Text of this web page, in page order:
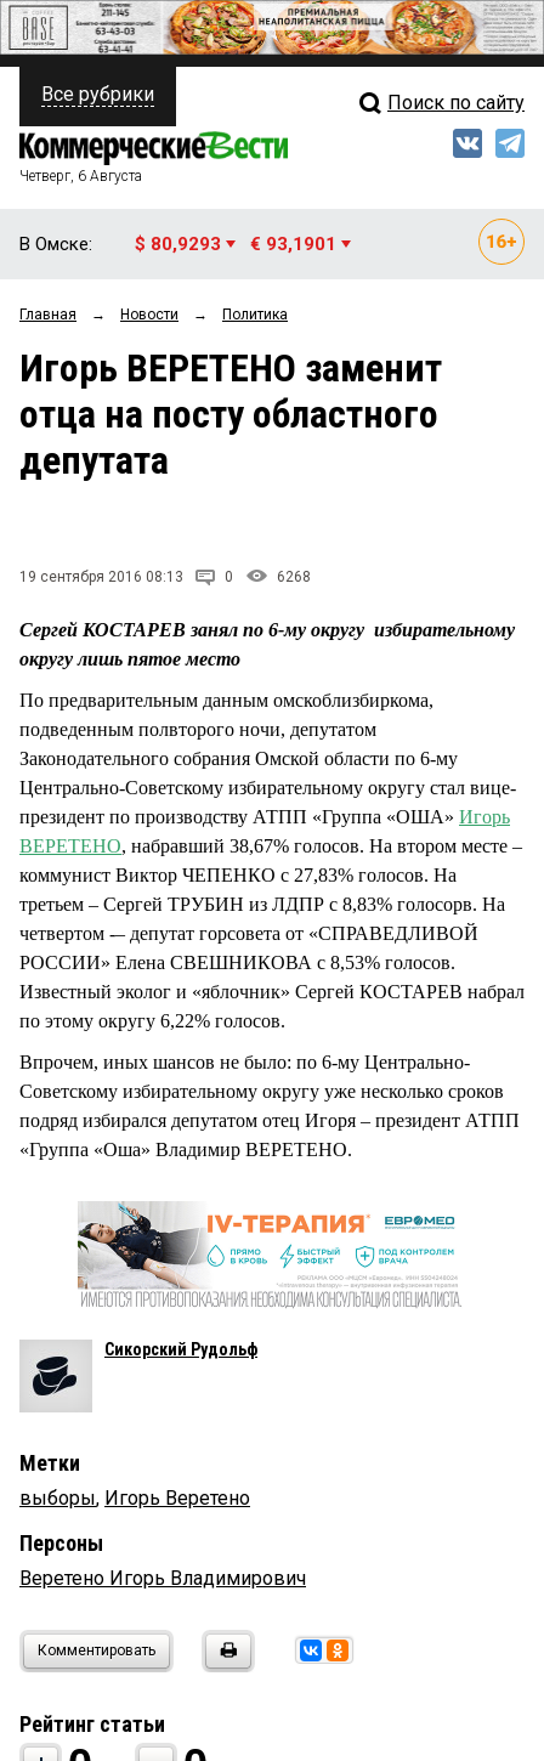
ПОЛИТИКА
ФИНАНСЫ
ОБЩЕСТВО
ЗАКОН
НОВОСТИ КОМПАНИЙ
Свежий выпуск
Рейтинги
Блоги
Все рубрики Поиск по сайту
Четверг, 6 Августа
В Омске: $ 80,9293 € 93,1901
Главная → Новости → Политика
Игорь ВЕРЕТЕНО заменит
отца на посту областного
депутата
19 сентября 2016 08:13 0 6268
Сергей КОСТАРЕВ занял по 6-му округу избирательному
округу лишь пятое место
По предварительным данным омскоблизбиркома,
подведенным полвторого ночи, депутатом
Законодательного собрания Омской области по 6-му
Центрально-Советскому избирательному округу стал вице-
президент по производству АТПП «Группа «ОША» Игорь
ВЕРЕТЕНО, набравший 38,67% голосов. На втором месте –
коммунист Виктор ЧЕПЕНКО с 27,83% голосов. На
третьем – Сергей ТРУБИН из ЛДПР с 8,83% голосорв. На
четвертом -– депутат горсовета от «СПРАВЕДЛИВОЙ
РОССИИ» Елена СВЕШНИКОВА с 8,53% голосов.
Известный эколог и «яблочник» Сергей КОСТАРЕВ набрал
по этому округу 6,22% голосов.
Впрочем, иных шансов не было: по 6-му Центрально-
Советскому избирательному округу уже несколько сроков
подряд избирался депутатом отец Игоря – президент АТПП
«Группа «Оша» Владимир ВЕРЕТЕНО.
Сикорский Рудольф
Метки
выборы, Игорь Веретено
Персоны
Веретено Игорь Владимирович
Комментировать
Рейтинг статьи